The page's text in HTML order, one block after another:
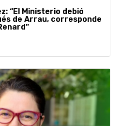
“El Ministerio debió
de Arrau, corresponde